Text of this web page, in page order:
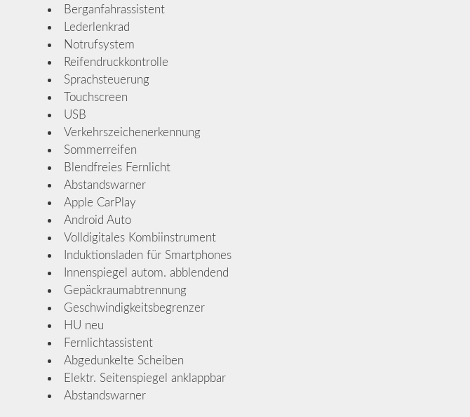
Berganfahrassistent
Lederlenkrad
Notrufsystem
Reifendruckkontrolle
Sprachsteuerung
Touchscreen
USB
Verkehrszeichenerkennung
Sommerreifen
Blendfreies Fernlicht
Abstandswarner
Apple CarPlay
Android Auto
Volldigitales Kombiinstrument
Induktionsladen für Smartphones
Innenspiegel autom. abblendend
Gepäckraumabtrennung
Geschwindigkeitsbegrenzer
HU neu
Fernlichtassistent
Abgedunkelte Scheiben
Elektr. Seitenspiegel anklappbar
Abstandswarner